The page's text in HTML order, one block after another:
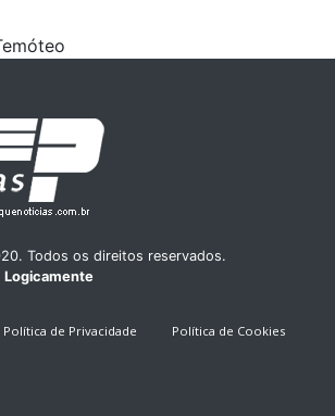
Todos os direitos reservados.
Logicamente
Política de Privacidade Política de Cookies